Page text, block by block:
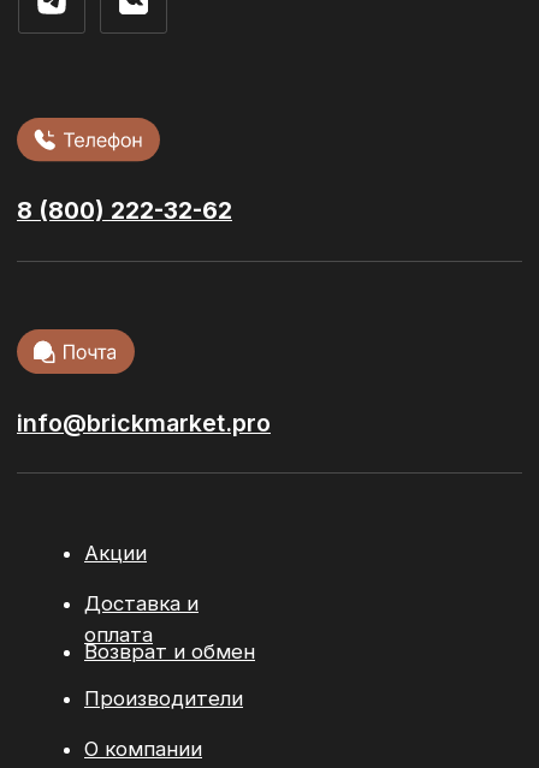
Сухие смеси
Ступени и
Тротуарная
Разработка сайта:youx.agency